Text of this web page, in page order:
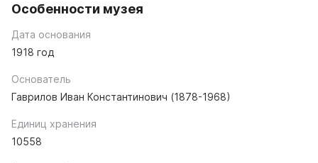
Особенности музея
Дата основания
1918 год
Основатель
Гаврилов Иван Константинович (1878-1968)
Единиц хранения
10558